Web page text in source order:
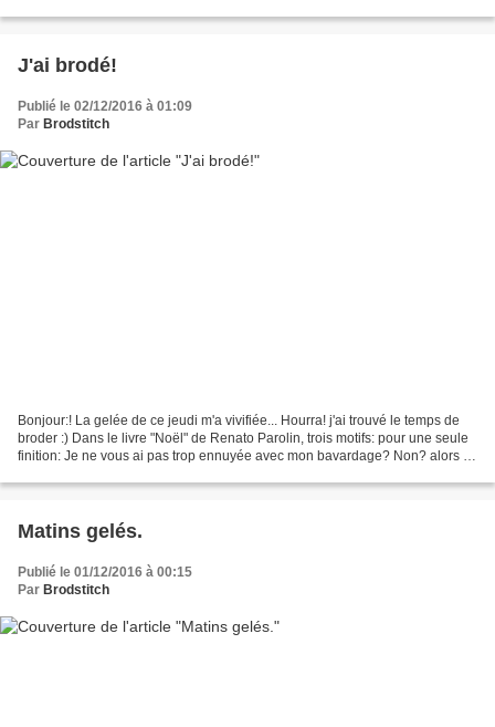
J'ai brodé!
Publié le 02/12/2016 à 01:09
Par Brodstitch
Bonjour:! La gelée de ce jeudi m'a vivifiée... Hourra! j'ai trouvé le temps de
broder :) Dans le livre "Noël" de Renato Parolin, trois motifs: pour une seule
finition: Je ne vous ai pas trop ennuyée avec mon bavardage? Non? alors à
Matins gelés.
Publié le 01/12/2016 à 00:15
Par Brodstitch